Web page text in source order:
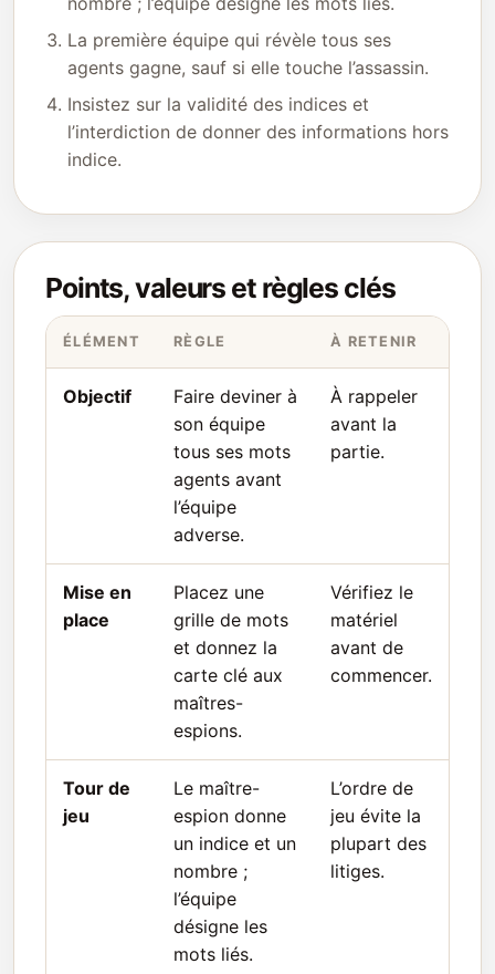
La première équipe qui révèle tous ses
agents gagne, sauf si elle touche l’assassin.
Insistez sur la validité des indices et
l’interdiction de donner des informations hors
indice.
Points, valeurs et règles clés
ÉLÉMENT RÈGLE À RETENIR
Objectif
Faire deviner à
son équipe
tous ses mots
agents avant
l’équipe
adverse.
À rappeler
avant la
partie.
Mise en
place
Placez une
grille de mots
et donnez la
carte clé aux
maîtres-
espions.
Vérifiez le
matériel
avant de
commencer.
Tour de
jeu
Le maître-
espion donne
un indice et un
nombre ;
l’équipe
désigne les
mots liés.
L’ordre de
jeu évite la
plupart des
litiges.